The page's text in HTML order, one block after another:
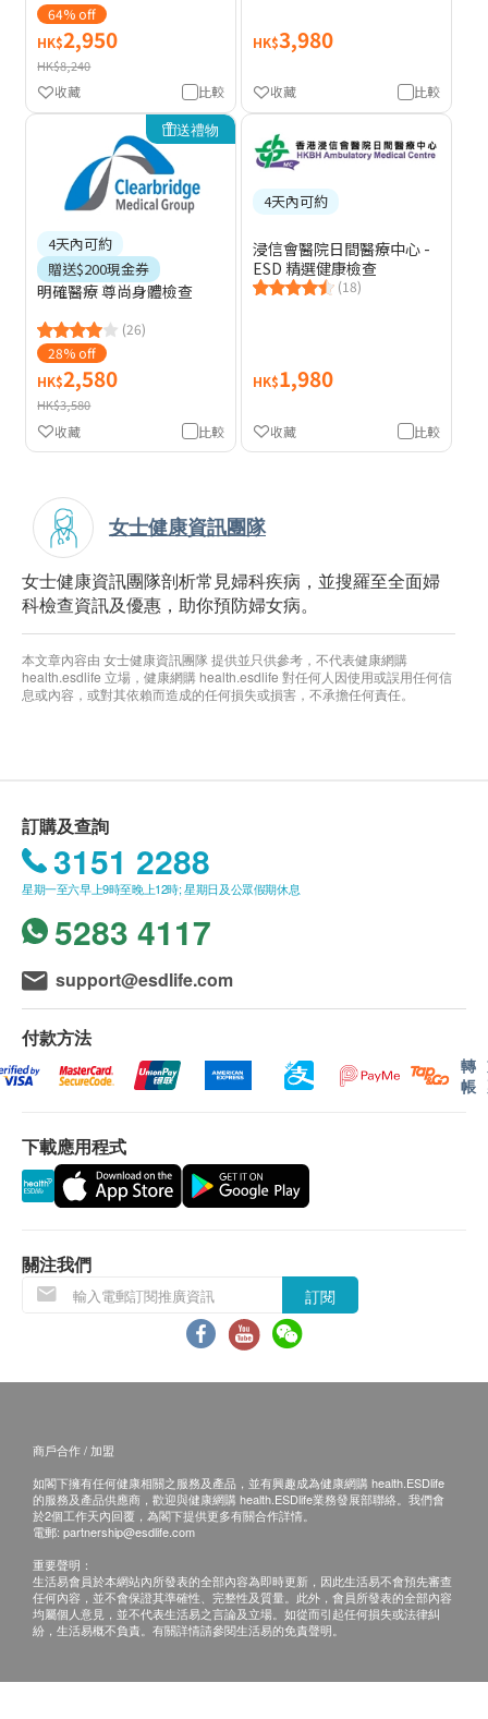
64% off
HK$2,950
HK$8,240
比較
收藏
HK$3,980
比較
收藏
送禮物
4天內可約
贈送$200現金券
明確醫療 尊尚身體檢查
(26)
28% off
HK$2,580
HK$3,580
比較
收藏
4天內可約
浸信會醫院日間醫療中心 -
ESD 精選健康檢查
(18)
HK$1,980
比較
收藏
女士健康資訊團隊
女士健康資訊團隊剖析常見婦科疾病，並搜羅至全面婦
科檢查資訊及優惠，助你預防婦女病。
本文章內容由 女士健康資訊團隊 提供並只供參考，不代表健康網購
health.esdlife 立場，健康網購 health.esdlife 對任何人因使用或誤用任何信
息或內容，或對其依賴而造成的任何損失或損害，不承擔任何責任。
訂購及查詢
3151 2288
星期一至六早上9時至晚上12時; 星期日及公眾假期休息
5283 4117
support@esdlife.com
付款方法
轉
帳
下載應用程式
關注我們
訂閱
商戶合作 / 加盟
如閣下擁有任何健康相關之服務及產品，並有興趣成為健康網購 health.ESDlife
的服務及產品供應商，歡迎與健康網購 health.ESDlife業務發展部聯絡。我們會
於2個工作天內回覆，為閣下提供更多有關合作詳情。
電郵: partnership@esdlife.com
重要聲明：
生活易會員於本網站內所發表的全部內容為即時更新，因此生活易不會預先審查
任何內容，並不會保證其準確性、完整性及質量。此外，會員所發表的全部內容
均屬個人意見，並不代表生活易之言論及立場。如從而引起任何損失或法律糾
紛，生活易概不負責。有關詳情請參閱生活易的免責聲明。